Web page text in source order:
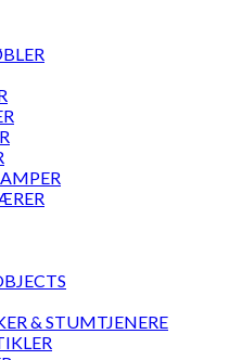
& STUMTJENERE